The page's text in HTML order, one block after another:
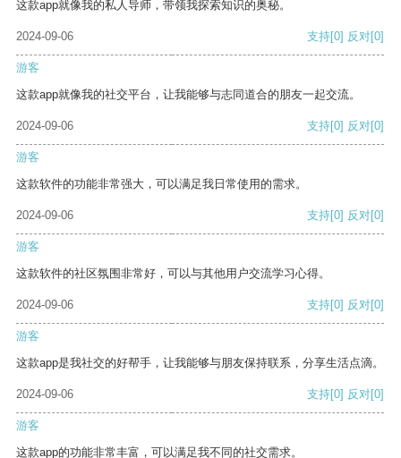
这款app就像我的私人导师，带领我探索知识的奥秘。
2024-09-06 支持[0] 反对[0]
游客
这款app就像我的社交平台，让我能够与志同道合的朋友一起交流。
2024-09-06 支持[0] 反对[0]
游客
这款软件的功能非常强大，可以满足我日常使用的需求。
2024-09-06 支持[0] 反对[0]
游客
这款软件的社区氛围非常好，可以与其他用户交流学习心得。
2024-09-06 支持[0] 反对[0]
游客
这款app是我社交的好帮手，让我能够与朋友保持联系，分享生活点滴。
2024-09-06 支持[0] 反对[0]
游客
这款app的功能非常丰富，可以满足我不同的社交需求。